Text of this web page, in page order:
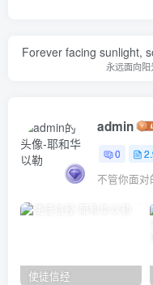
Forever facing sunlight,
永远面向
admin
0
使徒信经